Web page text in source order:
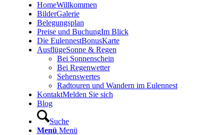
HomeWillkommen
BilderGalerie
Belegungsplan
Preise und BuchungIm Blick
Die EulennestBonusKarte
AusflügeSonne & Regen
Bei Sonnenschein
Bei Regenwetter
Sehenswertes
Radtouren und Wandern im Eulennest
KontaktMelden Sie sich
Blog
Suche
Menü Menü